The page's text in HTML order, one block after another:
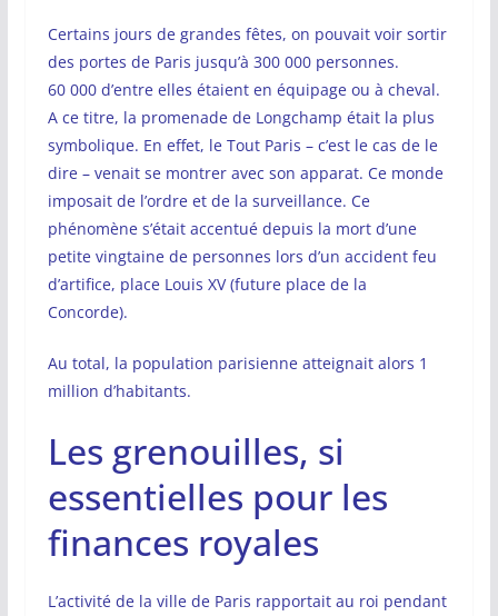
Certains jours de grandes fêtes, on pouvait voir sortir
des portes de Paris jusqu’à 300 000 personnes.
60 000 d’entre elles étaient en équipage ou à cheval.
A ce titre, la promenade de Longchamp était la plus
symbolique. En effet, le Tout Paris – c’est le cas de le
dire – venait se montrer avec son apparat. Ce monde
imposait de l’ordre et de la surveillance. Ce
phénomène s’était accentué depuis la mort d’une
petite vingtaine de personnes lors d’un accident feu
d’artifice, place Louis XV (future place de la
Concorde).
Au total, la population parisienne atteignait alors 1
million d’habitants.
Les grenouilles, si
essentielles pour les
finances royales
L’activité de la ville de Paris rapportait au roi pendant